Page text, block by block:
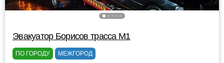
Эвакуатор Борисов трасса М1
ПО ГОРОДУ МЕЖГОРОД